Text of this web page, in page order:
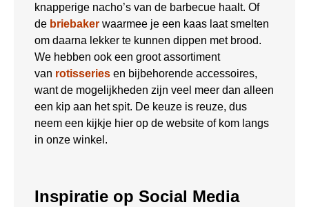
knapperige nacho’s van de barbecue haalt. Of
de briebaker waarmee je een kaas laat smelten
om daarna lekker te kunnen dippen met brood.
We hebben ook een groot assortiment
van rotisseries en bijbehorende accessoires,
want de mogelijkheden zijn veel meer dan alleen
een kip aan het spit. De keuze is reuze, dus
neem een kijkje hier op de website of kom langs
in onze winkel.
Inspiratie op Social Media